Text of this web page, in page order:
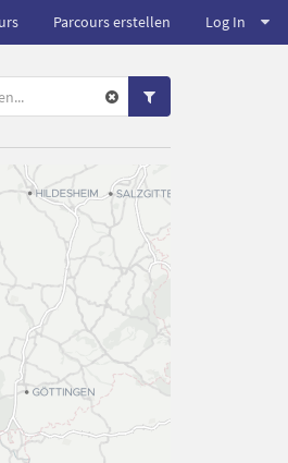
Parcours erstellen Log In